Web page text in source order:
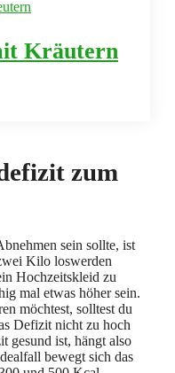
Kräutern
zum
sein sollte, ist
Kilo loswerden
Hochzeitskleid zu
mal etwas höher sein.
möchtest, solltest du
Defizit nicht zu hoch
gesund ist, hängt also
bewegt sich das